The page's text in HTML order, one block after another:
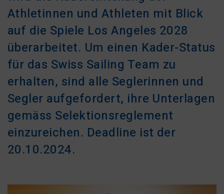
Athletinnen und Athleten mit Blick
auf die Spiele Los Angeles 2028
überarbeitet. Um einen Kader-Status
für das Swiss Sailing Team zu
erhalten, sind alle Seglerinnen und
Segler aufgefordert, ihre Unterlagen
gemäss Selektionsreglement
einzureichen. Deadline ist der
20.10.2024.